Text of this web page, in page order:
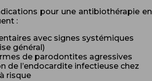
pour une antibiothérapie en
:
avec signes systémiques
général)
de parodontites agressives
de l’endocardite infectieuse chez
risque